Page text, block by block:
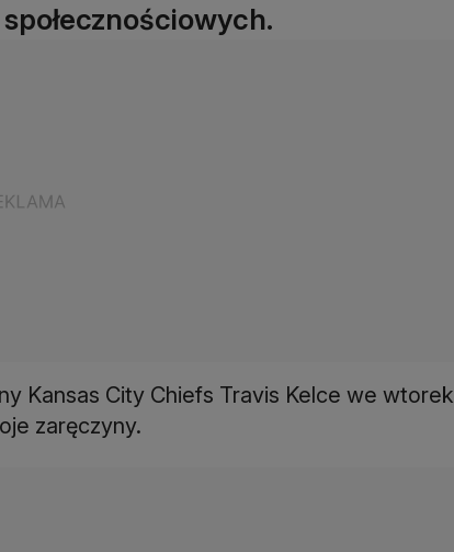
Kansas City Chiefs Travis Kelce we wtorek
zaręczyny.